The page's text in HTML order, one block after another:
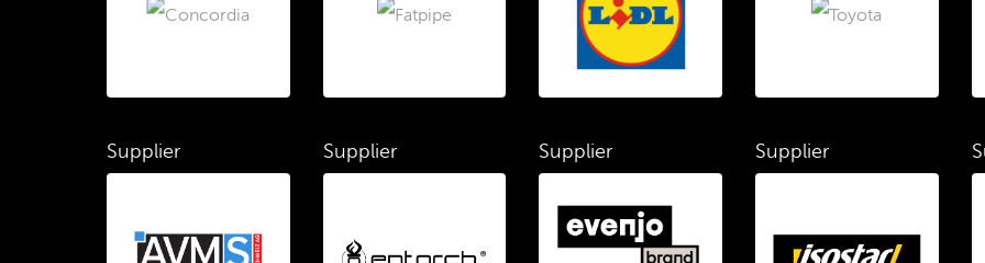
Supplier Supplier Supplier Supplier